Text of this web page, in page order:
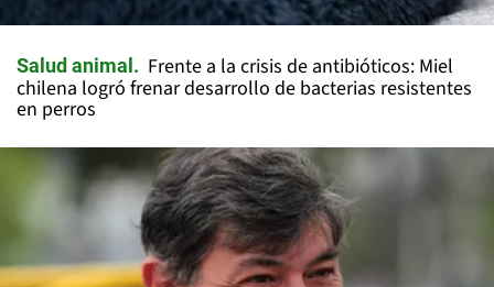
Salud animal
Frente a la crisis de antibióticos: Miel
chilena logró frenar desarrollo de bacterias resistentes
en perros